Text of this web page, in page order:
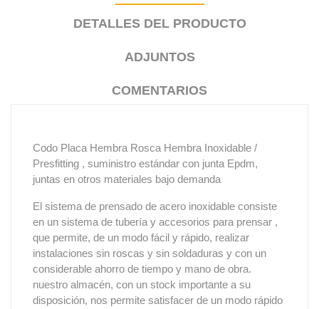
DETALLES DEL PRODUCTO
ADJUNTOS
COMENTARIOS
Codo Placa Hembra Rosca Hembra Inoxidable /
Presfitting , suministro estándar con junta Epdm,
juntas en otros materiales bajo demanda
El sistema de prensado de acero inoxidable consiste
en un sistema de tubería y accesorios para prensar ,
que permite, de un modo fácil y rápido, realizar
instalaciones sin roscas y sin soldaduras y con un
considerable ahorro de tiempo y mano de obra.
nuestro almacén, con un stock importante a su
disposición, nos permite satisfacer de un modo rápido